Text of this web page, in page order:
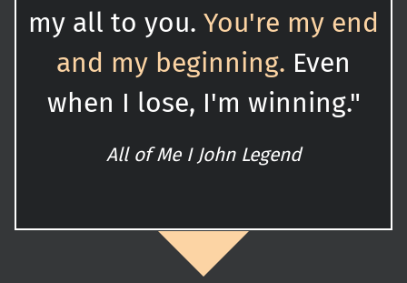
my all to you. You're my end
and my beginning. Even
when I lose, I'm winning."
All of Me I John Legend